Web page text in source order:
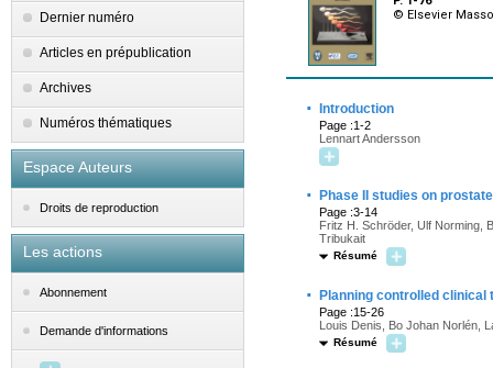
Dernier numéro
Articles en prépublication
Archives
Numéros thématiques
Espace Auteurs
Droits de reproduction
Les actions
Abonnement
Demande d'informations
© Elsevier
· Introduction
Page :1-2
Lennart Andersson
· Phase II studies on
Page :3-14
Fritz H. Schröder, Ulf Norming,
Tribukait
Résumé
· Planning controlled clinical
Page :15-26
Louis Denis, Bo Johan Norlén,
Résumé